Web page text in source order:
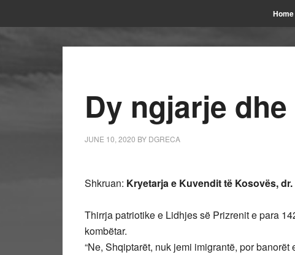
Home
Dy ngjarje
JUNE 10, 2020 BY DGRECA
Shkruan: Kryetarja e Kuvendit të Kosovës,
Thirrja patriotike e Lidhjes së Prizrenit e para
kombëtar.
“Ne, Shqiptarët, nuk jemi imigrantë, por